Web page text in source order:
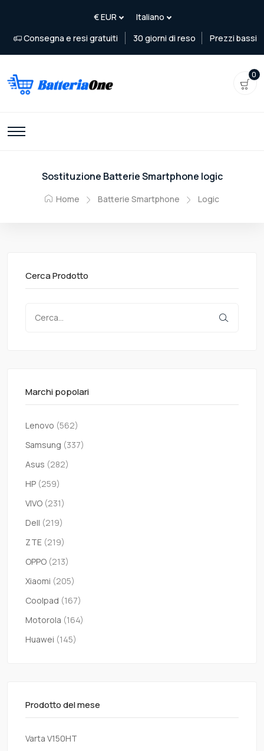
Consegna e resi gratuiti 30 giorni di reso Prezzi bassi
0
Sostituzione Batterie Smartphone logic
Home Batterie Smartphone Logic
Cerca Prodotto
Marchi popolari
Lenovo (562)
Samsung (337)
Asus (282)
HP (259)
VIVO (231)
Dell (219)
ZTE (219)
OPPO (213)
Xiaomi (205)
Coolpad (167)
Motorola (164)
Huawei (145)
Prodotto del mese
Varta V150HT